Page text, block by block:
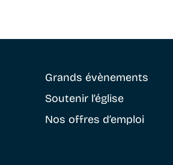
Grands évènements
Soutenir l’église
Nos offres d’emploi